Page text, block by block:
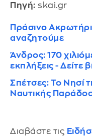
Πηγή: skai.gr
Πράσινο
αναζητούμε
Άνδρος: 170
εκπλήξεις - Δείτε
Σπέτσες: Το Νησί
Ναυτικής
Διαβάστε τις